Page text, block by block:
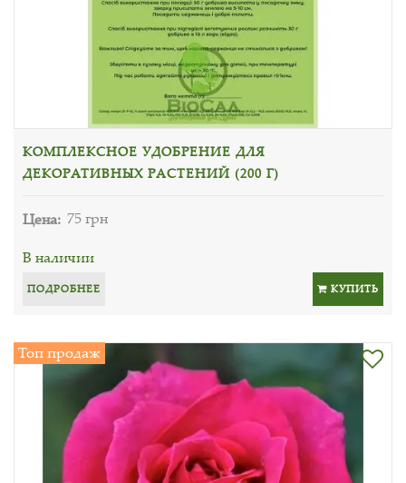
КОМПЛЕКСНОЕ УДОБРЕНИЕ ДЛЯ
ДЕКОРАТИВНЫХ РАСТЕНИЙ (200 Г)
Цена: 75 грн
В наличии
ПОДРОБНЕЕ КУПИТЬ
Топ продаж